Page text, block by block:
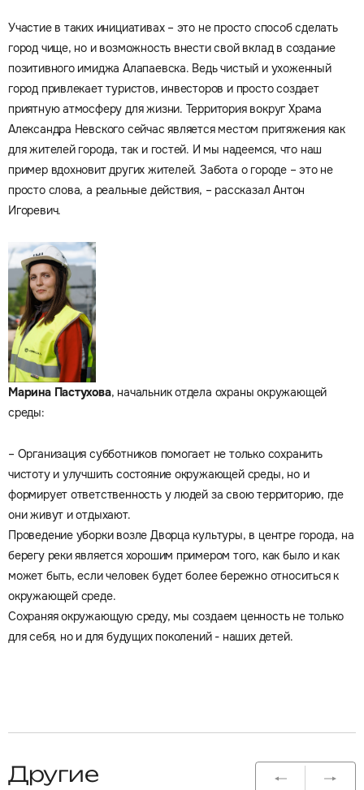
Участие в таких инициативах – это не просто способ сделать
город чище, но и возможность внести свой вклад в создание
позитивного имиджа Алапаевска. Ведь чистый и ухоженный
город привлекает туристов, инвесторов и просто создает
приятную атмосферу для жизни. Территория вокруг Храма
Александра Невского сейчас является местом притяжения как
для жителей города, так и гостей. И мы надеемся, что наш
пример вдохновит других жителей. Забота о городе – это не
просто слова, а реальные действия, – рассказал Антон
Игоревич.
Марина Пастухова, начальник отдела охраны окружающей
среды:
– Организация субботников помогает не только сохранить
чистоту и улучшить состояние окружающей среды, но и
формирует ответственность у людей за свою территорию, где
они живут и отдыхают.
Проведение уборки возле Дворца культуры, в центре города, на
берегу реки является хорошим примером того, как было и как
может быть, если человек будет более бережно относиться к
окружающей среде.
Сохраняя окружающую среду, мы создаем ценность не только
для себя, но и для будущих поколений - наших детей.
Другие